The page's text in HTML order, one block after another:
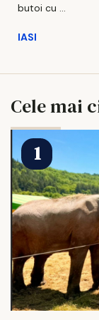
butoi cu ...
IASI
Cele mai